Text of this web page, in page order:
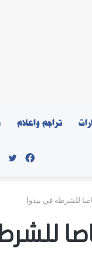
تراجم واعلام
للشرطة في بيدوا